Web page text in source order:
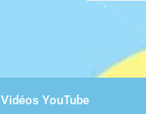
Vidéos YouTube